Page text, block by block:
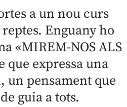
a un nou curs
Enguany ho
«MIREM-NOS ALS
que expressa una
un pensament que
guia a tots.